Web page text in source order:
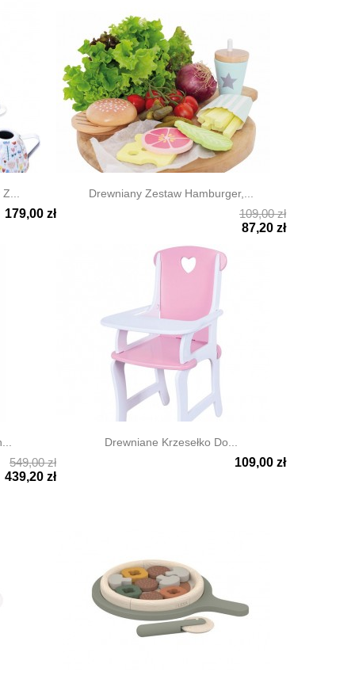
179,00 zł
Drewniany Zestaw Hamburger,...
109,00 zł
87,20 zł
549,00 zł
439,20 zł
Drewniane Krzesełko Do...
109,00 zł